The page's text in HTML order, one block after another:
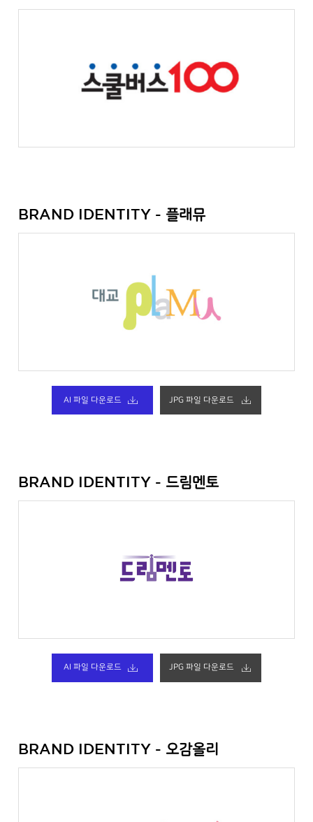
BRAND IDENTITY -플래뮤
AI 파일 다운로드 JPG 파일 다운로드
BRAND IDENTITY - 드림멘토
AI 파일 다운로드 JPG 파일 다운로드
BRAND IDENTITY -오감올리